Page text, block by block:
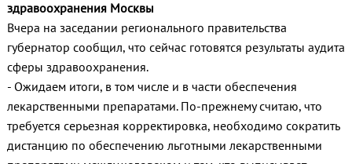
здравоохранения Москвы
Вчера на заседании регионального правительства
губернатор сообщил, что сейчас готовятся результаты аудита
сферы здравоохранения.
- Ожидаем итоги, в том числе и в части обеспечения
лекарственными препаратами. По-прежнему считаю, что
требуется серьезная корректировка, необходимо сократить
дистанцию по обеспечению льготными лекарственными